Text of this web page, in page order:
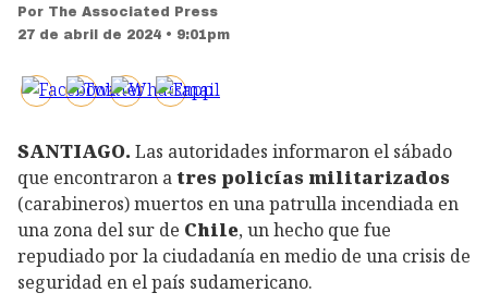
Por The Associated Press
27 de abril de 2024 • 9:01pm
SANTIAGO. Las autoridades informaron el sábado
que encontraron atres policías militarizados
(carabineros) muertos en una patrulla incendiada en
una zona del sur de Chile, un hecho que fue
repudiado por la ciudadanía en medio de una crisis de
seguridad en el país sudamericano.